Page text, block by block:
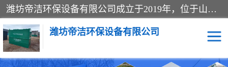
潍坊帝洁环保设备有限公司成立于2019年，位于山东省潍坊市潍城经济开发区；公司专注于环境保护专用设备及配件的研发、生产、安装与销售，同时涉及医用消毒设备、机电设备和仪器仪表的销售。此外，公司提供环保工程施工、环保技术研发与转让、技术服务以及环境工程专项设计服务，致力于为客户提供全面的环保解决方案，助力绿色可持续发展。
潍坊帝洁环保设备有限公司